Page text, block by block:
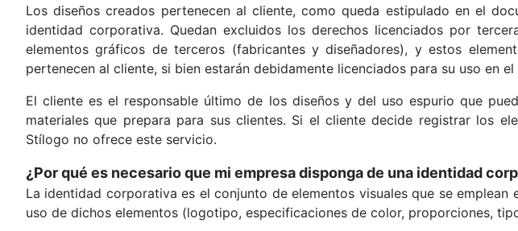
Los diseños creados pertenecen al cliente, como queda estipulado en el
identidad corporativa. Quedan excluidos los derechos licenciados por
elementos gráficos de terceros (fabricantes y diseñadores), y estos
pertenecen al cliente, si bien estarán debidamente licenciados para su uso en
El cliente es el responsable último de los diseños y del uso espurio que
materiales que prepara para sus clientes. Si el cliente decide registrar los
Stílogo no ofrece este servicio.
¿Por qué es necesario que mi empresa disponga de una identidad
La identidad corporativa es el conjunto de elementos visuales que se
uso de dichos elementos (logotipo, especificaciones de color, proporciones,